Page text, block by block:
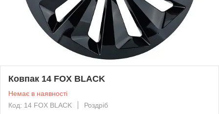
Ковпак 14 FOX BLACK
Немає в наявності
Код: 14 FOX BLACK
Роздріб